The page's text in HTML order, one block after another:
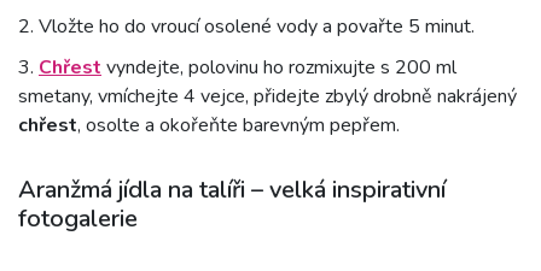
2. Vložte ho do vroucí osolené vody a povařte 5 minut.
3. Chřest vyndejte, polovinu ho rozmixujte s 200 ml
smetany, vmíchejte 4 vejce, přidejte zbylý drobně nakrájený
chřest, osolte a okořeňte barevným pepřem.
Aranžmá jídla na talíři – velká inspirativní
fotogalerie